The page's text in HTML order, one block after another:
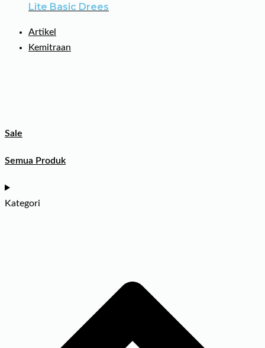
Lite Basic Drees
Artikel
Kemitraan
Sale
Semua Produk
Kategori